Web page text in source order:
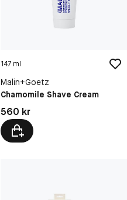
147 ml
Malin+Goetz
Chamomile Shave Cream
Pris: 560 kr
560 kr